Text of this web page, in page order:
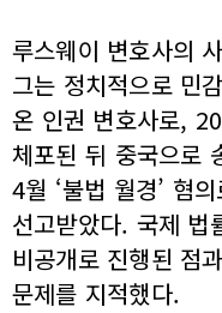
루스웨이 변호사의
그는 정치적으로 민
온 인권 변호사로,
체포된 뒤 중국으로
4월 ‘불법 월경’ 혐
선고받았다. 국제 법
비공개로 진행된 점
문제를 지적했다.